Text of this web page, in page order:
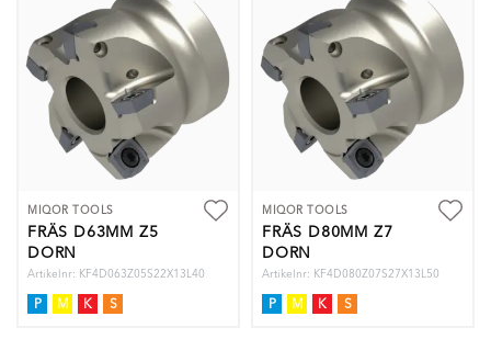
MIQOR TOOLS
FRÄS D63MM Z5
DORN
Artikelnr: KF4D063Z05S22X13L40
P M K S
MIQOR TOOLS
FRÄS D80MM Z7
DORN
Artikelnr: KF4D080Z07S27X13L50
P M K S